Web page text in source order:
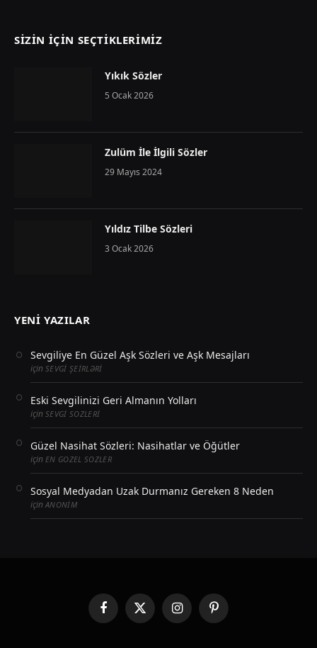
SIZIN İÇIN SEÇTIKLERIMIZ
Yıkık Sözler
5 Ocak 2026
Zulüm İle İlgili Sözler
29 Mayıs 2024
Yıldız Tilbe Sözleri
3 Ocak 2026
YENI YAZILAR
Sevgiliye En Güzel Aşk Sözleri ve Aşk Mesajları
için SEVGI ŞEIRLƏRI
Eski Sevgilinizi Geri Almanın Yolları
için SEVGI SOZLERI
Güzel Nasihat Sözleri: Nasihatlar ve Öğütler
için EN GOZEL SOZLER
Sosyal Medyadan Uzak Durmanız Gereken 8 Neden
içinANONIM
FacebookX
(Twitter)
InstagramPinterest